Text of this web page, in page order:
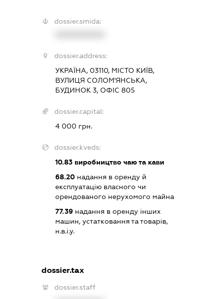
dossier.smida:
dossier.address:
УКРАЇНА, 03110, МІСТО КИЇВ,
ВУЛИЦЯ СОЛОМ'ЯНСЬКА,
БУДИНОК 3, ОФІС 805
dossier.capital:
4 000 грн.
dossier.kveds:
10.83виробництво чаю та кави
68.20надання в оренду й
експлуатацію власного чи
орендованого нерухомого майна
77.39надання в оренду інших
машин, устатковання та товарів,
н.в.і.у.
dossier.tax
dossier.staff